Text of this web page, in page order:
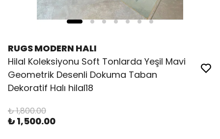
RUGS MODERN HALI
Hilal Koleksiyonu Soft Tonlarda Yeşil Mavi
Geometrik Desenli Dokuma Taban
Dekoratif Halı hilal18
₺ 1,800.00
₺ 1,500.00